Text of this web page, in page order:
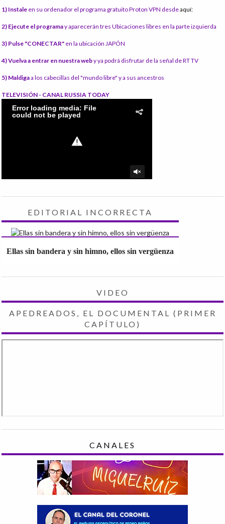
1) Instale en su ordenador el programa gratuito Proton VPN desdeaquí:
2) Ejecute el programay aparecerán tres Ubicaciones libres en la parte izquierda
3) Pulse "CONECTAR" en la ubicación JAPÓN
4) Vuelva a entrar en nuestra weby ya podrá disfrutar de la señal de RT TV
5) Maldigaa los cabecillas del "mundo libre" y a sus ancestros
TELEVISIÓN - CANAL RUSSIA TODAY
EDITORIAL INCORRECTA
Ellas sin bandera y sin himno, ellos sin vergüenza
VIDEO
APEDREADOS, EL DOCUMENTAL (PRIMER
CAPÍTULO)
CANALES